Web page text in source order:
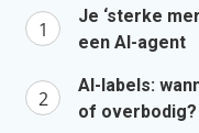
Je ‘sterke
een AI-agent
AI-labels:
of overbodig?